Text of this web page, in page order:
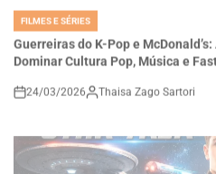
Guerreiras do K-Pop e
Dominar Cultura Pop, Música e
on
24/03/2026 Thaisa Zago Sartori